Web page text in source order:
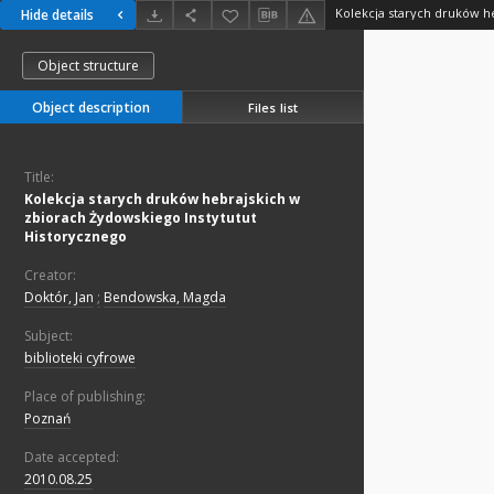
Hide details
Object structure
Object description Files list
Title:
Kolekcja starych druków hebrajskich w
zbiorach Żydowskiego Instytutut
Historycznego
Creator:
Doktór, Jan ; Bendowska, Magda
Subject:
biblioteki cyfrowe
Place of publishing:
Poznań
Date accepted:
2010.08.25